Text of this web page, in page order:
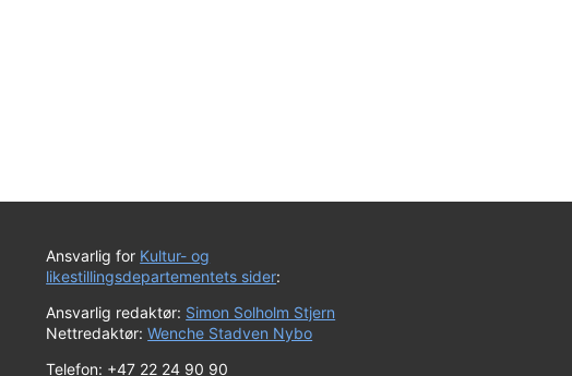
Ansvarlig for Kultur- og
likestillingsdepartementets sider:
Ansvarlig redaktør: Simon Solholm Stjern
Nettredaktør:Wenche Stadven Nybo
Telefon: +47 22 24 90 90